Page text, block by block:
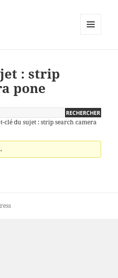
: strip
pone
clé du sujet : strip search camera